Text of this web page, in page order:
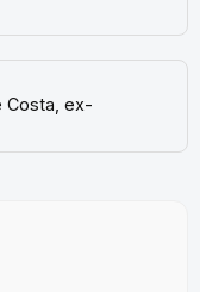
Costa, ex-